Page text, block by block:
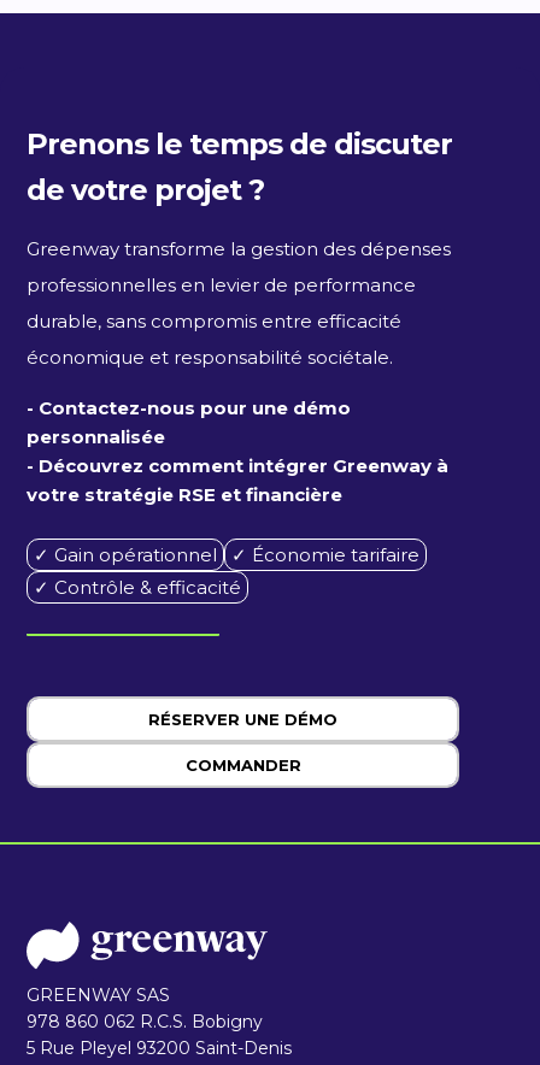
Prenons le temps de discuter
de votre projet ?
Greenway transforme la gestion des dépenses
professionnelles en levier de performance
durable, sans compromis entre efficacité
économique et responsabilité sociétale.
- Contactez-nous pour une démo
personnalisée
- Découvrez comment intégrer Greenway à
votre stratégie RSE et financière
✓ Gain opérationnel
✓ Économie tarifaire
✓ Contrôle & efficacité
RÉSERVER UNE DÉMO
COMMANDER
GREENWAY SAS
978 860 062 R.C.S. Bobigny
5 Rue Pleyel 93200 Saint-Denis